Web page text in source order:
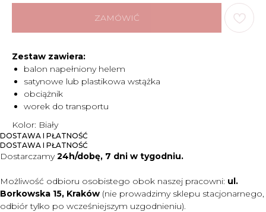
ZAMÓWIĆ
Zestaw zawiera:
balon napełniony helem
satynowe lub plastikowa wstążka
obciążnik
worek do transportu
Kolor: Biały
DOSTAWA I PŁATNOŚĆ
DOSTAWA I PŁATNOŚĆ
Dostarczamy24h/dobę, 7 dni w tygodniu.
Możliwość odbioru osobistego obok naszej pracowni: ul.
Borkowska 15, Kraków (nie prowadzimy sklepu stacjonarnego,
odbiór tylko po wcześniejszym uzgodnieniu).